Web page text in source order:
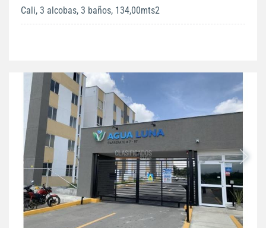
Cali, 3 alcobas, 3 baños, 134,00mts2